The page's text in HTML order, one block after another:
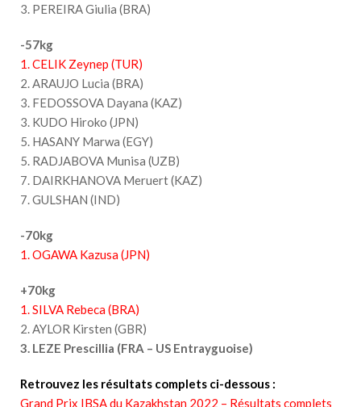
3. PEREIRA Giulia (BRA)
-57kg
1. CELIK Zeynep (TUR)
2. ARAUJO Lucia (BRA)
3. FEDOSSOVA Dayana (KAZ)
3. KUDO Hiroko (JPN)
5. HASANY Marwa (EGY)
5. RADJABOVA Munisa (UZB)
7. DAIRKHANOVA Meruert (KAZ)
7. GULSHAN (IND)
-70kg
1. OGAWA Kazusa (JPN)
+70kg
1. SILVA Rebeca (BRA)
2. AYLOR Kirsten (GBR)
3. LEZE Prescillia (FRA – US Entrayguoise)
Retrouvez les résultats complets ci-dessous :
Grand Prix IBSA du Kazakhstan 2022 – Résultats complets